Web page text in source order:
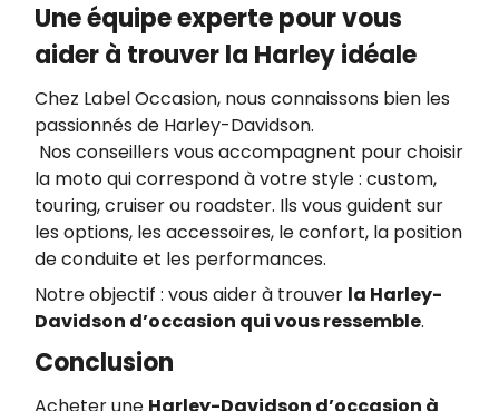
Une équipe experte pour vous
aider à trouver la Harley idéale
Chez Label Occasion, nous connaissons bien les
passionnés de Harley-Davidson.
Nos conseillers vous accompagnent pour choisir
la moto qui correspond à votre style : custom,
touring, cruiser ou roadster. Ils vous guident sur
les options, les accessoires, le confort, la position
de conduite et les performances.
Notre objectif : vous aider à trouver la Harley-
Davidson d’occasion qui vous ressemble.
Conclusion